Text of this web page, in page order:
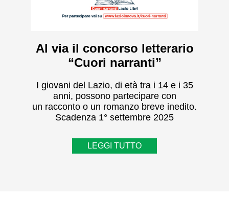
Al via il concorso letterario
“Cuori narranti”
I giovani del Lazio, di età tra i 14 e i 35
anni, possono partecipare con
un racconto o un romanzo breve inedito.
Scadenza 1° settembre 2025
LEGGI TUTTO